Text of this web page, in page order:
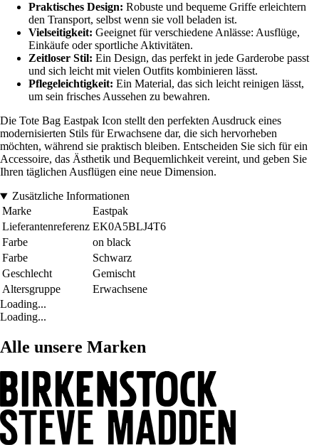
Praktisches Design: Robuste und bequeme Griffe erleichtern
den Transport, selbst wenn sie voll beladen ist.
Vielseitigkeit: Geeignet für verschiedene Anlässe: Ausflüge,
Einkäufe oder sportliche Aktivitäten.
Zeitloser Stil: Ein Design, das perfekt in jede Garderobe passt
und sich leicht mit vielen Outfits kombinieren lässt.
Pflegeleichtigkeit: Ein Material, das sich leicht reinigen lässt,
um sein frisches Aussehen zu bewahren.
Die Tote Bag Eastpak Icon stellt den perfekten Ausdruck eines
modernisierten Stils für Erwachsene dar, die sich hervorheben
möchten, während sie praktisch bleiben. Entscheiden Sie sich für ein
Accessoire, das Ästhetik und Bequemlichkeit vereint, und geben Sie
Ihren täglichen Ausflügen eine neue Dimension.
Zusätzliche Informationen
Marke
Eastpak
Lieferantenreferenz EK0A5BLJ4T6
Farbe
on black
Farbe
Schwarz
Geschlecht
Gemischt
Altersgruppe
Erwachsene
Loading...
Loading...
Alle unsere Marken